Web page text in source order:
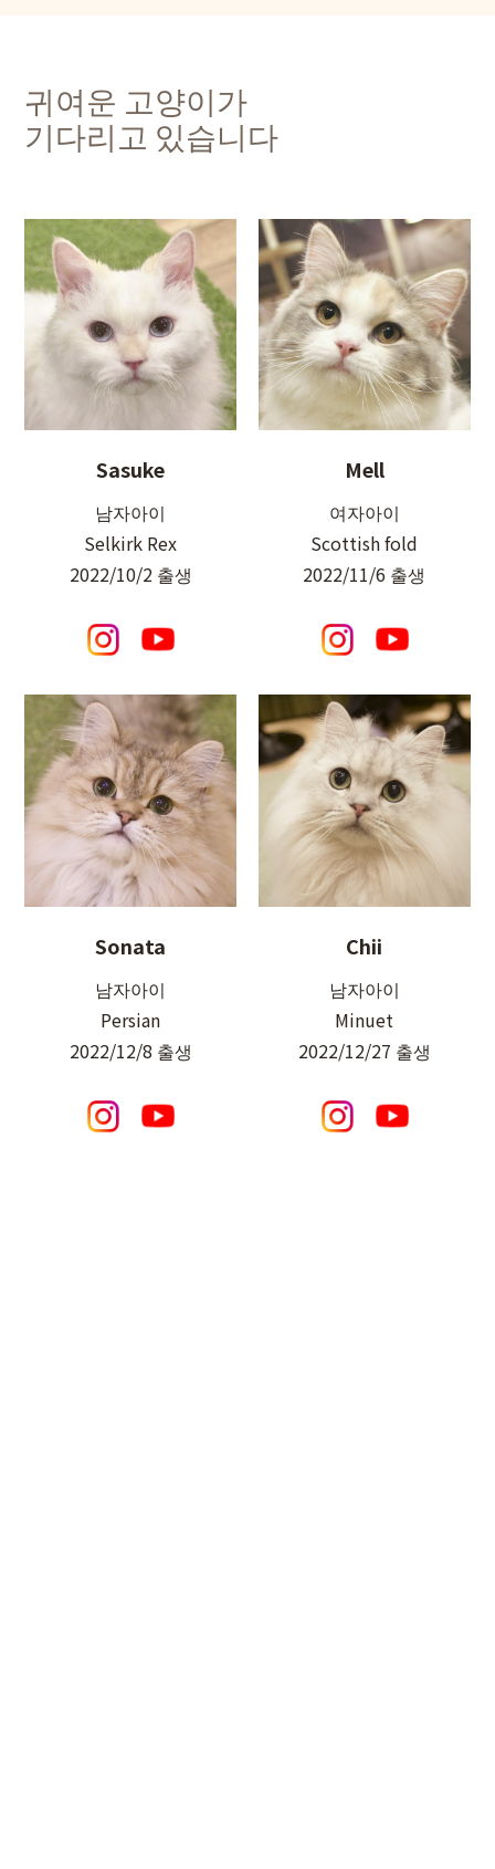
귀여운 고양이가
기다리고 있습니다
Sasuke
남자아이
Selkirk Rex
2022/10/2 출생
Mell
여자아이
Scottish fold
2022/11/6 출생
Sonata
남자아이
Persian
2022/12/8 출생
Chii
남자아이
Minuet
2022/12/27 출생